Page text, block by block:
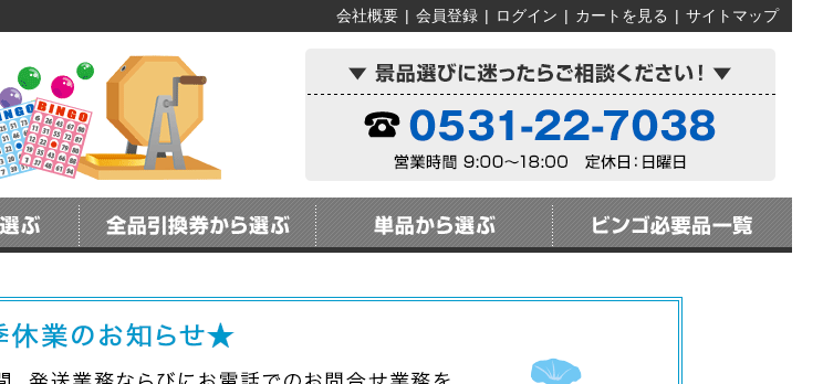
会社概要 | 会員登録 | ログイン | カートを見る | サイトマップ